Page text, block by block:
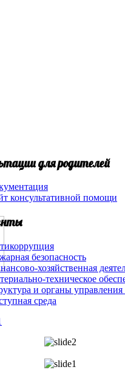
для родителей
консультативной помощи
безопасность
хозяйственная
техническое
и органы
среда